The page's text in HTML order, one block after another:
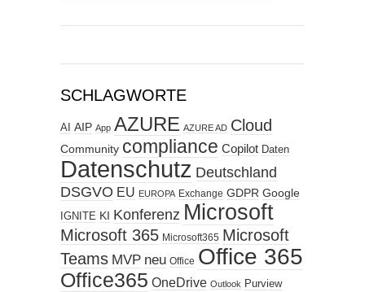
SCHLAGWORTE
AI AIP App AZURE AZURE AD Cloud
Community compliance Copilot Daten
Datenschutz Deutschland
DSGVO EU EUROPA Exchange GDPR Google
IGNITE KI Konferenz Microsoft
Microsoft 365 Microsoft365 Microsoft
Teams MVP neu Office Office 365
Office365 OneDrive Outlook Purview